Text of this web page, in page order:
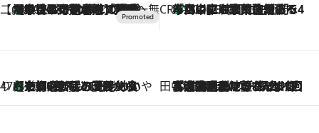
【CREA×星野リゾート】唯一無二。癒しと発見が待つ場所へ
2026.8.7
【トンボの足水浴】ヒノキの香りに包まれて涼感マックス！約13℃の湧水かけ流しを避暑地「星野温泉 トンボの湯」で体験 CREA'S CHOICE
2026.8.7
「立川にも歌舞伎があるんだよ」 片岡仁左衛門・市川中車ら豪華座組みで4年目の立川立飛歌舞伎へ
47都道府県の手みやげ ひんやりスイーツで夏を満喫
2026.8.7
【京都府】この夏絶対食べたい 冷やしておいしいおやつ3選 ひと口目から心を掴む新緑のテリーヌ 田中稲の勝手に再ブーム
2026.8.7
「湘南乃風に憧れて」観客大盛上がりの“タオル回し”に、ラッパー顔負けの高速歌唱まで…さだまさし（74）のアグレッシブすぎる現在地